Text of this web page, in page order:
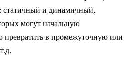
статичный и динамичный,
могут начальную
превратить в промежуточную или